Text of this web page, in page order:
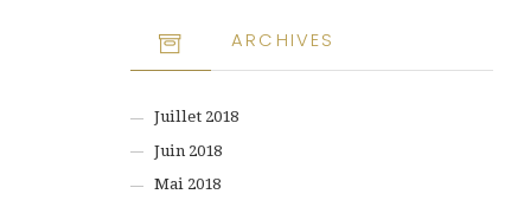
ARCHIVES
Juillet 2018
Juin 2018
Mai 2018